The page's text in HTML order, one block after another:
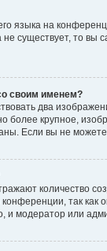
языка на
не существует, то
своим именем?
два
более крупное,
Если вы не
количество
так
модератор или